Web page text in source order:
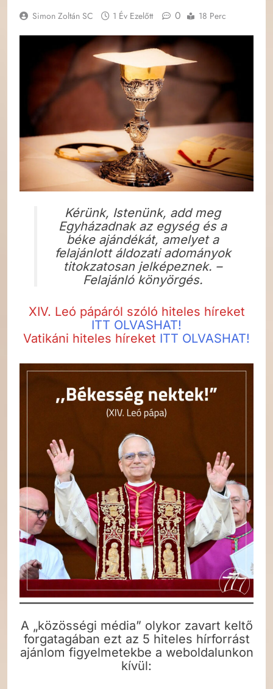
Simon Zoltán SC 1 Év Ezelőtt 0 18 Perc
Kérünk, Istenünk, add meg
Egyházadnak az egység és a
béke ajándékát, amelyet a
felajánlott áldozati adományok
titokzatosan jelképeznek. –
Felajánló könyörgés.
XIV. Leó pápáról szóló hiteles híreket
ITT OLVASHAT!
Vatikáni hiteles híreket ITT OLVASHAT!
A „közösségi média” olykor zavart keltő
forgatagában ezt az 5 hiteles hírforrást
ajánlom figyelmetekbe a weboldalunkon
kívül: